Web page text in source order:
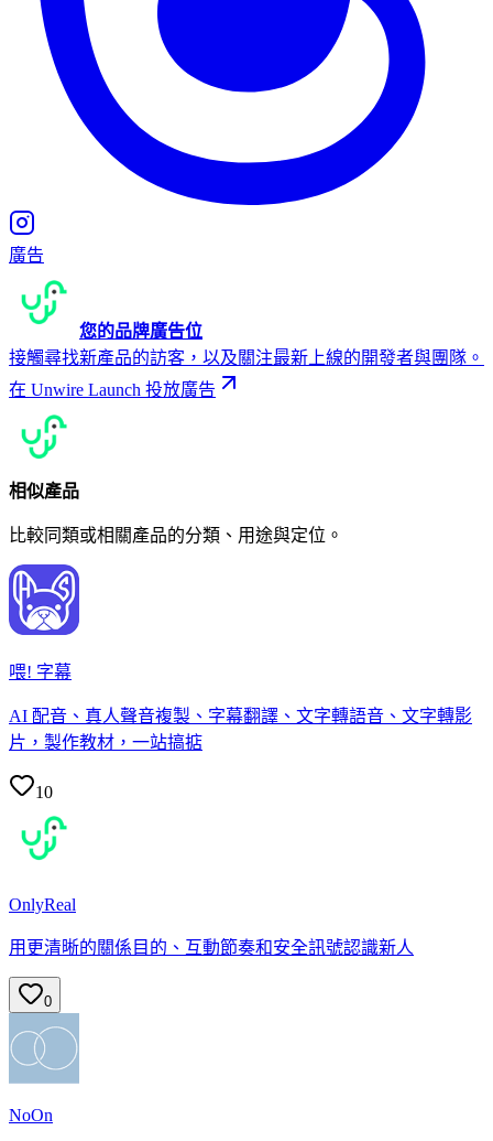
廣告
您的品牌廣告位
接觸尋找新產品的訪客，以及關注最新上線的開發者與團隊。
在 Unwire Launch 投放廣告
相似產品
比較同類或相關產品的分類、用途與定位。
喂! 字幕
AI 配音、真人聲音複製、字幕翻譯、文字轉語音、文字轉影
片，製作教材，一站搞掂
10
OnlyReal
用更清晰的關係目的、互動節奏和安全訊號認識新人
0
NoOn